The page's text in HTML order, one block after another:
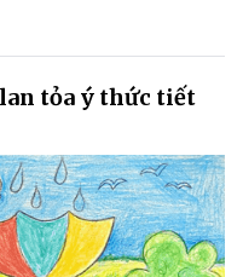
tỏa ý thức tiết